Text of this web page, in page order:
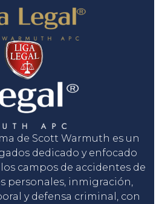
de Scott Warmuth es un
dedicado y enfocado
campos de accidentes de
personales, inmigración,
y defensa criminal, con